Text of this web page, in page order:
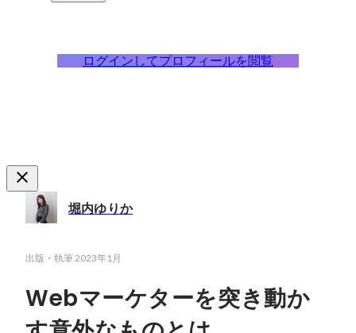
ログインしてプロフィールを閲覧
堀内ゆりか
出版・執筆2023年1月
Webマーケターを突き動か